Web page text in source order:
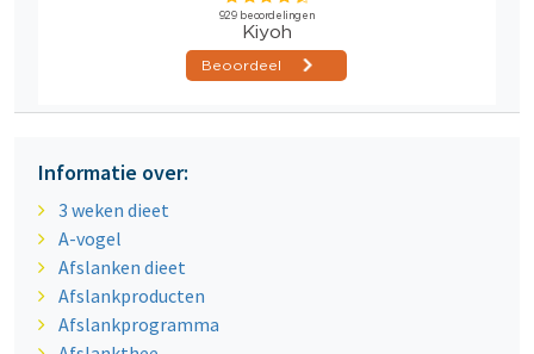
Informatie over:
3 weken dieet
A-vogel
Afslanken dieet
Afslankproducten
Afslankprogramma